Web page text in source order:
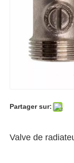
Partager sur:
Valve de